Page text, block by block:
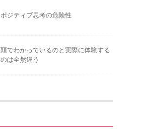
ポジティブ思考の危険性
頭でわかっているのと実際に体験する
のは全然違う